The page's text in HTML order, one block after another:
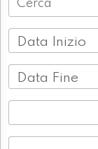
Data Inizio
Data Fine